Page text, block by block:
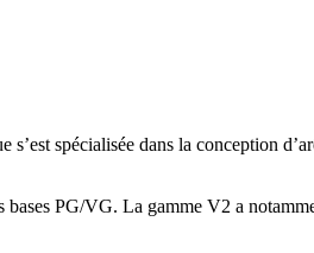
spécialisée dans la conception
PG/VG. La gamme V2 a